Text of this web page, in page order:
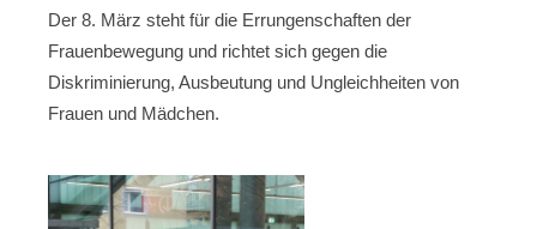
Der 8. März steht für die Errungenschaften der
Frauenbewegung und richtet sich gegen die
Diskriminierung, Ausbeutung und Ungleichheiten von
Frauen und Mädchen.